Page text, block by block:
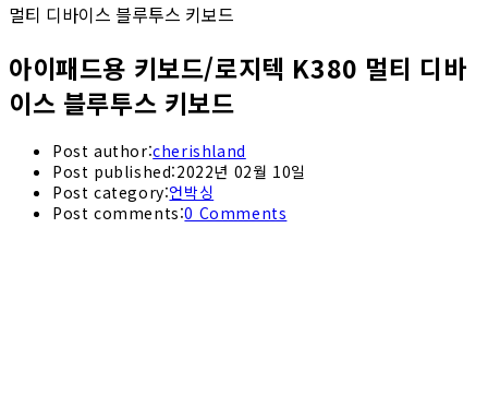
아이패드용 키보드/로지텍 K380 멀티 디바
이스 블루투스 키보드
Post author:cherishland
Post published:2022년 02월 10일
Post category:언박싱
Post comments:0 Comments